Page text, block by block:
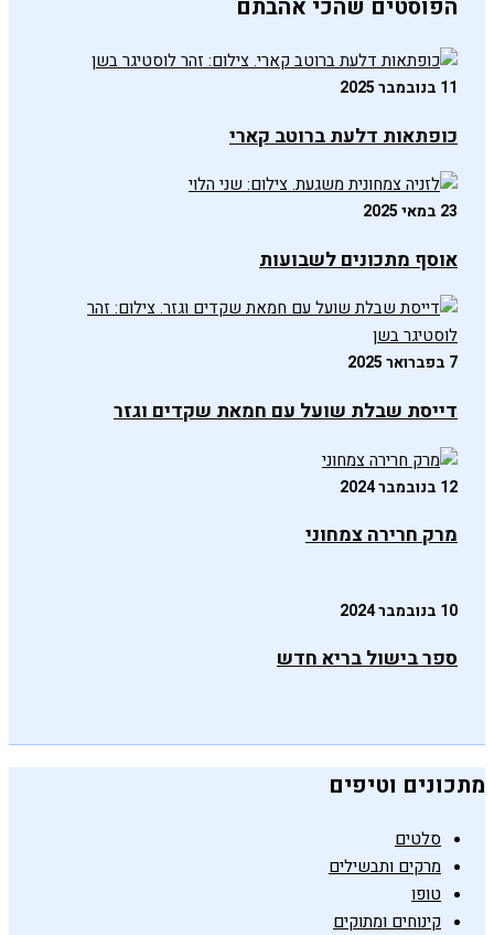
הפוסטים שהכי אהבתם
11 בנובמבר 2025
כופתאות דלעת ברוטב קארי
23 במאי 2025
אוסף מתכונים לשבועות
7 בפברואר 2025
דייסת שבלת שועל עם חמאת שקדים וגזר
12 בנובמבר 2024
מרק חרירה צמחוני
10 בנובמבר 2024
ספר בישול בריא חדש
מתכונים וטיפים
סלטים
מרקים ותבשילים
טופו
קינוחים ומתוקים